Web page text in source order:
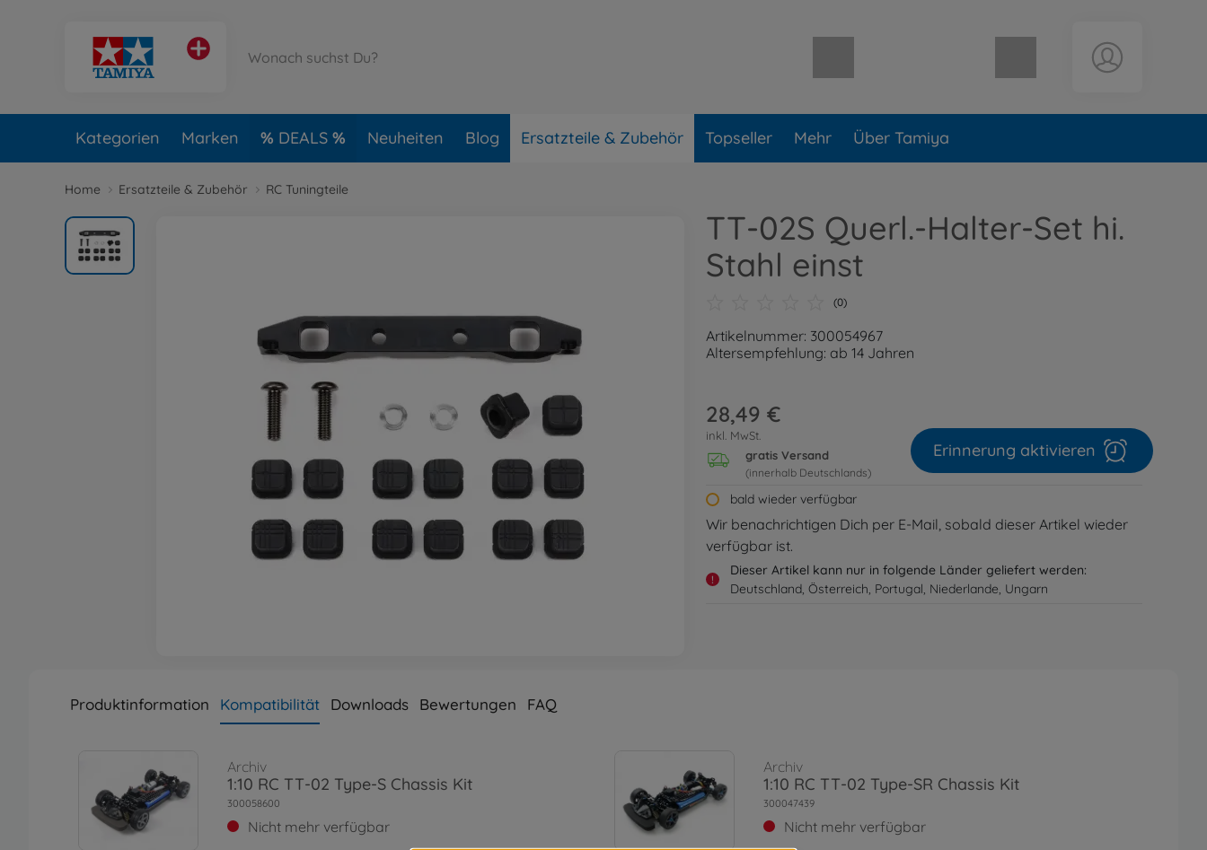
Warenkorb leer
Kategorien Marken DEALS Neuheiten Blog Ersatzteile & Zubehör Topseller Mehr Über Tamiya
Home Ersatzteile & Zubehör RC Tuningteile
TT-02S Querl.-Halter-Set hi.
Stahl einst
(0)
Artikelnummer: 300054967
Altersempfehlung: ab 14 Jahren
28,49 €
inkl. MwSt.
gratis Versand
(innerhalb Deutschlands)
bald wieder verfügbar
Wir benachrichtigen Dich per E-Mail, sobald dieser Artikel wieder
verfügbar ist.
Erinnerung aktivieren
!
Dieser Artikel kann nur in folgende Länder geliefert werden:
Deutschland, Österreich, Portugal, Niederlande, Ungarn
Produktinformation Kompatibilität Downloads Bewertungen FAQ
Archiv
1:10 RC TT-02 Type-S Chassis Kit
300058600
Nicht mehr verfügbar
Archiv
1:10 RC TT-02 Type-SR Chassis Kit
300047439
Nicht mehr verfügbar